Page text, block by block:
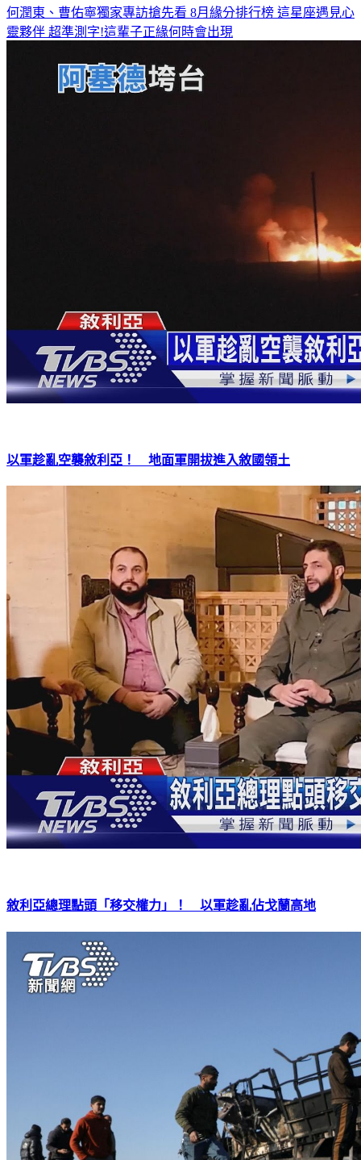
何潤東、曹佑寧獨家專訪搶先看 8月緣分排行榜 這星座遇見心
靈夥伴 超準測字!這輩子正緣何時會出現
以軍趁亂空襲敘利亞！ 地面軍開拔進入敘國領土
敘利亞總理點頭「移交權力」！ 以軍趁亂佔戈蘭高地